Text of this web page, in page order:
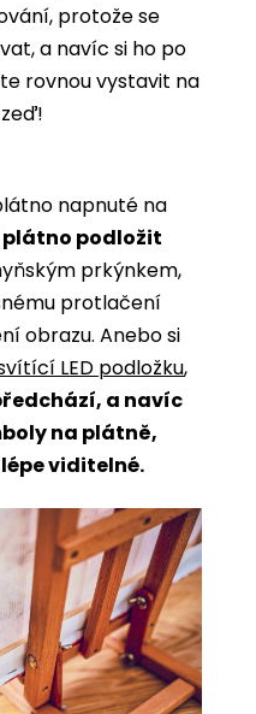
protože se
a navíc si ho po
rovnou vystavit na
napnuté na
plátno podložit
prkýnkem,
protlačení
obrazu. Anebo si
LED podložku,
a navíc
na plátně,
viditelné.